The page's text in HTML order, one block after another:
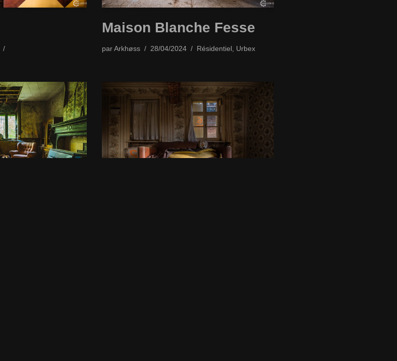
Maison Blanche Fesse
parArkhøss 28/04/2024 Résidentiel, Urbex